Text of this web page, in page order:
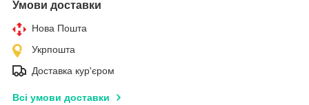
Умови доставки
Нова Пошта
Укрпошта
Доставка кур'єром
Всі умови доставки